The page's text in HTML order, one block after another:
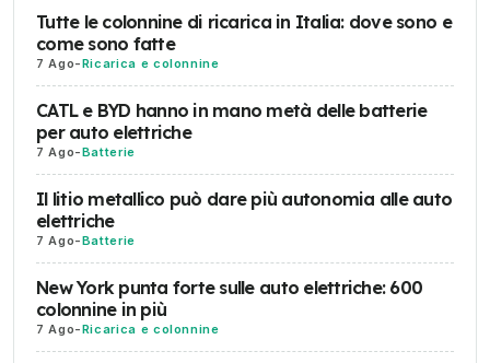
Tutte le colonnine di ricarica in Italia: dove sono e
come sono fatte
7 Ago-Ricarica e colonnine
CATL e BYD hanno in mano metà delle batterie
per auto elettriche
7 Ago-Batterie
Il litio metallico può dare più autonomia alle auto
elettriche
7 Ago-Batterie
New York punta forte sulle auto elettriche: 600
colonnine in più
7 Ago-Ricarica e colonnine